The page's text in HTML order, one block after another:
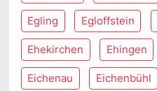
Egling Egloffstein
Ehekirchen Ehingen
Eichenau Eichenbühl